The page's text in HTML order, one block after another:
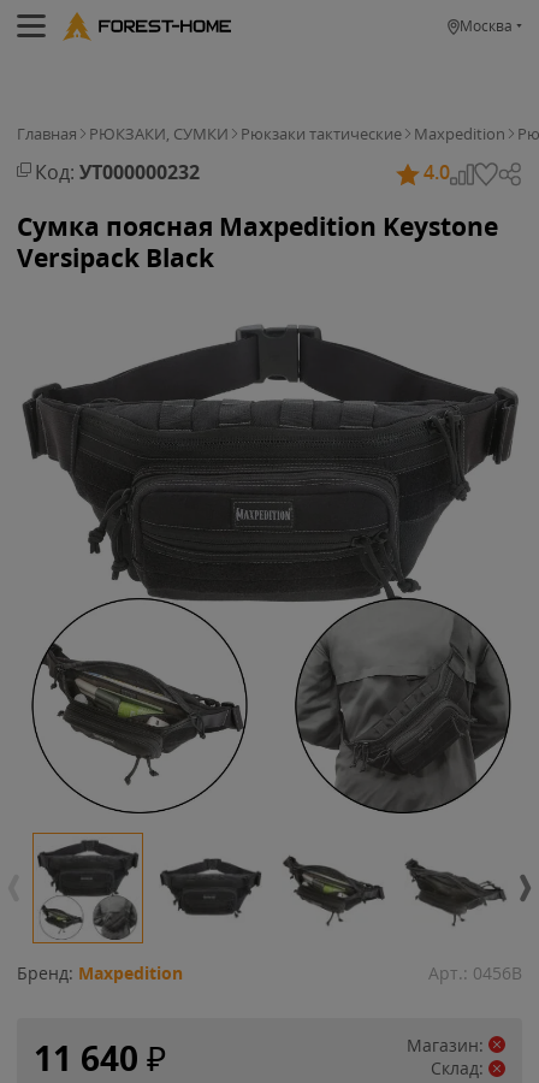
Москва
Главная РЮКЗАКИ, СУМКИ Рюкзаки тактические Maxpedition
Код: УТ000000232 4.0
Сумка поясная Maxpedition Keystone
Versipack Black
Бренд: Maxpedition Арт.: 0456B
11 640 ₽
Магазин:
Склад: